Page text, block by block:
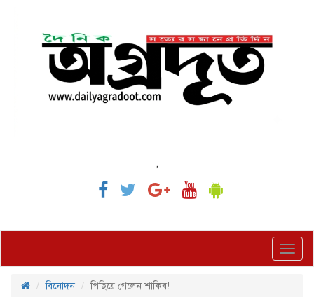
,
বিনোদন
পিছিয়ে গেলেন শাকিব!